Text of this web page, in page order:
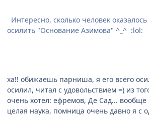
Интересно, сколько человек
осилить "Основание Азимова" ^_^ :lol:
ха!! обижаешь парниша, я его всего
осилил, читал с удовольствием =) из
очень хотел: ефремов, Де Сад... вообще
целая наука, помница очень давно я с